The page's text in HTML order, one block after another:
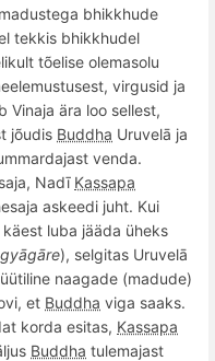
bhikkhude
tekkis bhikkhudel
tõelise olemasolu
virgusid ja
Vinaja ära loo sellest,
jõudis Buddha Uruvelā ja
venda.
Nadī Kassapa
askeedi juht. Kui
käest luba jääda üheks
), selgitas Uruvelā
üütiline naagade (madude)
et Buddha viga saaks.
korda esitas, Kassapa
Buddha tulemajast